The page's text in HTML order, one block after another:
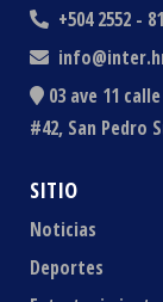
+504 2552 -
03 ave 11
#42, San Pedro
SITIO
Noticias
Deportes